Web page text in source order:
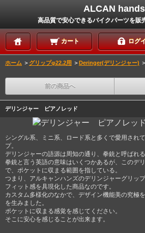
ALCAN hands
高品質で安心できるバイクパーツを販
カート ログ
ホーム ＞ グリップφ22.2用 ＞Deringer(デリンジャー) ＞
前の商品へ
デリンジャー ピアノレッド
シングル系、ミニ系、ロード系と多くで愛用され
プ。
デリンジャーの語源は周知の通り、拳銃と呼ばれる
拳銃と言う英語の意味はいくつかあるが、このデ
で、ポケットに収まる範囲を指している。
つまり、アルキャンハンズのデリンジャーグリッ
フィット感を具現化した商品なのです。
カスタム多様化のなかで、デザイン機能美の究極
を生みました。
ポケットに収まる感覚を感じてください。
そこに安心を感じることが出来ます。